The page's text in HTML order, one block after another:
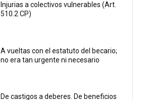
Injurias a colectivos vulnerables (Art.
510.2 CP)
A vueltas con el estatuto del becario;
no era tan urgente ni necesario
De castigos a deberes. De beneficios